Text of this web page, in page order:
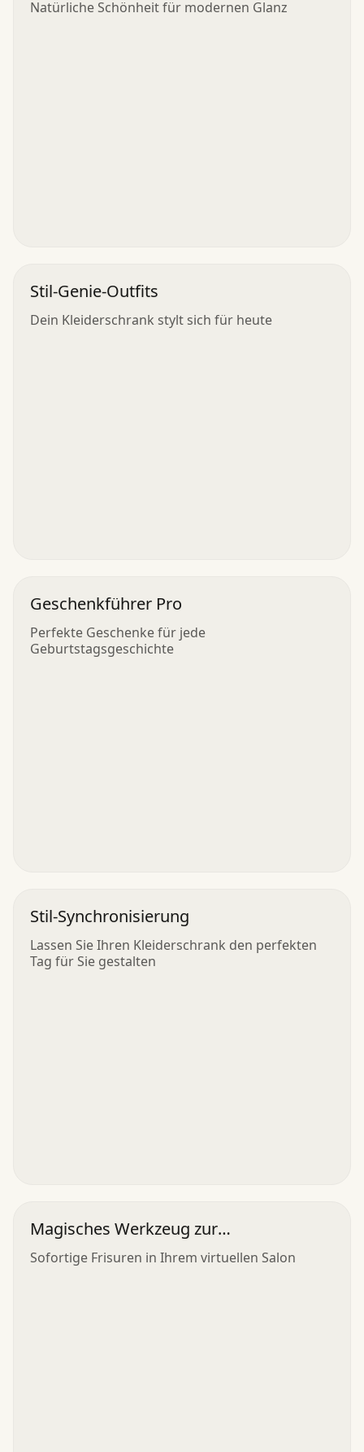
Natürliche Schönheit für modernen Glanz
Stil-Genie-Outfits
Dein Kleiderschrank stylt sich für heute
Geschenkführer Pro
Perfekte Geschenke für jede
Geburtstagsgeschichte
Stil-Synchronisierung
Lassen Sie Ihren Kleiderschrank den perfekten
Tag für Sie gestalten
Magisches Werkzeug zur
Haarrenovierung
Sofortige Frisuren in Ihrem virtuellen Salon